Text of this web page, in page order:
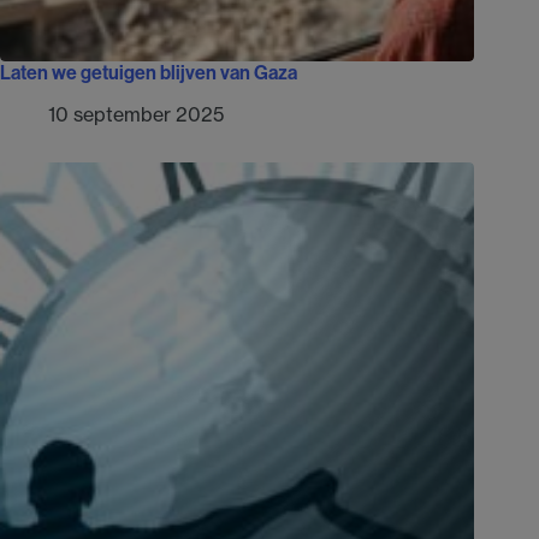
Laten we getuigen blijven van Gaza
10 september 2025